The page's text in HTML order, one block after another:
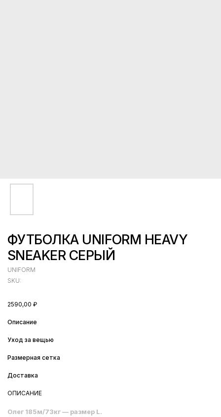
ФУТБОЛКА UNIFORM HEAVY
SNEAKER СЕРЫЙ
UNIFORM
SKU:
2590,00 ₽
Описание
Уход за вещью
Размерная сетка
Доставка
ОПИСАНИЕ
Олег 185м/73кг — размер L.